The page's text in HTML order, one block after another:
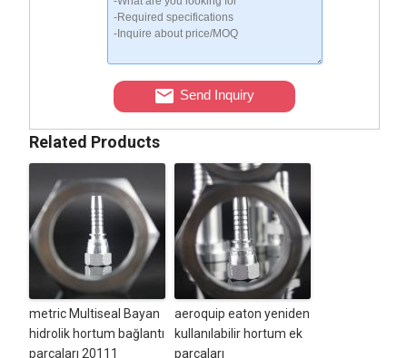
Send Inquiry
Related Products
metric Multiseal Bayan
hidrolik hortum bağlantı
parçaları 20111
aeroquip eaton yeniden
kullanılabilir hortum ek
parçaları